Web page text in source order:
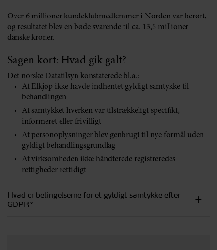
Over 6 millioner kundeklubmedlemmer i Norden var berørt,
og resultatet blev en bøde svarende til ca. 13,5 millioner
danske kroner.
Sagen kort: Hvad gik galt?
Det norske Datatilsyn konstaterede bl.a.:
At Elkjøp ikke havde indhentet gyldigt samtykke til
behandlingen
At samtykket hverken var tilstrækkeligt specifikt,
informeret eller frivilligt
At personoplysninger blev genbrugt til nye formål uden
gyldigt behandlingsgrundlag
At virksomheden ikke håndterede registreredes
rettigheder rettidigt
Hvad er betingelserne for et gyldigt samtykke efter
GDPR?